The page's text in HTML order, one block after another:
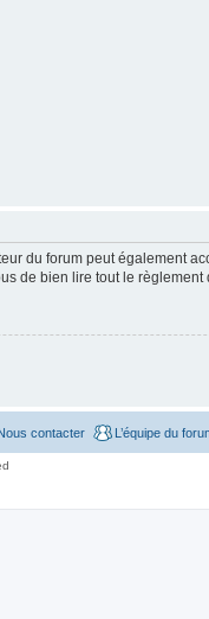
du forum peut également
de bien lire tout le règlement
L’équipe du
contacter